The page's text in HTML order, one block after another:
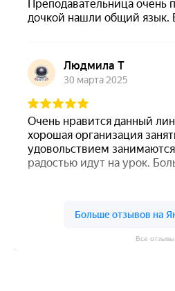
Все отзывы